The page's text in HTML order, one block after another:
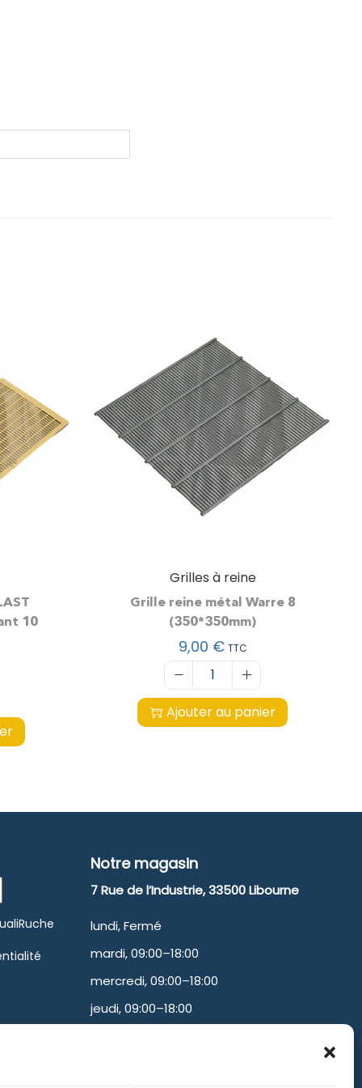
10
Grilles à reine
Grille reine métal Warre 8
(350*350mm)
9,00 € TTC
Ajouter au panier
Notre magasin
7 Rue de l’Industrie, 33500 Libourne
lundi, Fermé
mardi, 09:00–18:00
mercredi, 09:00–18:00
jeudi, 09:00–18:00